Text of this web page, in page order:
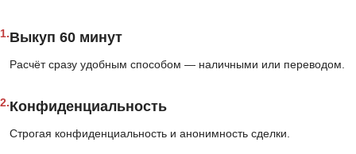
1.Выкуп 60 минут
Расчёт сразу удобным способом — наличными или переводом.
2.Конфиденциальность
Строгая конфиденциальность и анонимность сделки.